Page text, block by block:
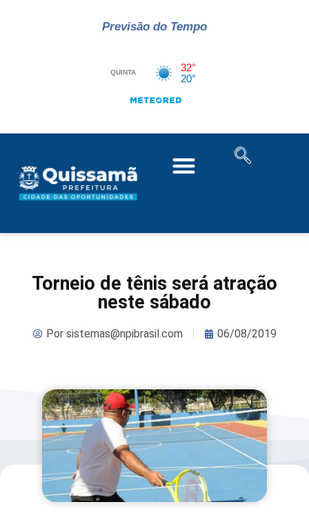
Previsão do Tempo
Torneio de tênis será atração
neste sábado
Porsistemas@npibrasil.com 06/08/2019